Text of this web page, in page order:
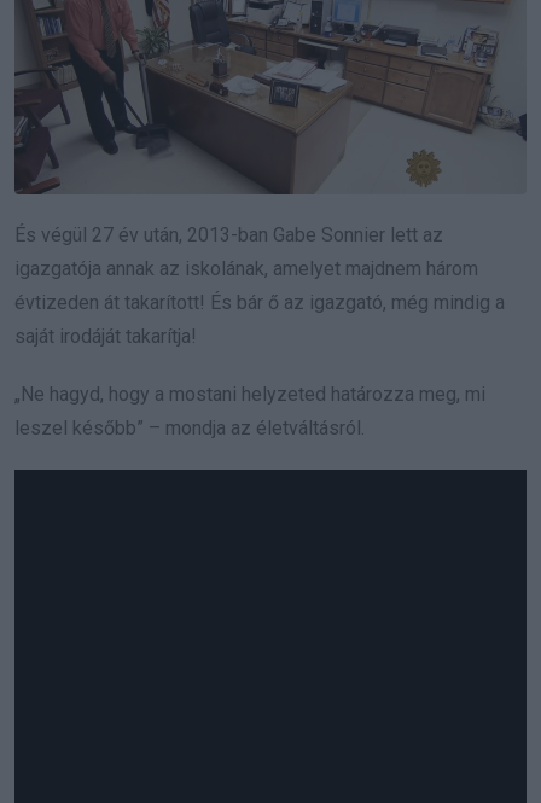
És végül 27 év után, 2013-ban Gabe Sonnier lett az
igazgatója annak az iskolának, amelyet majdnem három
évtizeden át takarított! És bár ő az igazgató, még mindig a
saját irodáját takarítja!
„Ne hagyd, hogy a mostani helyzeted határozza meg, mi
leszel később” – mondja az életváltásról.